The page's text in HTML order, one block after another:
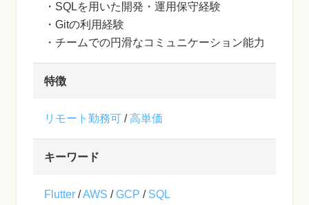
・SQLを用いた開発・運用保守経験
・Gitの利用経験
・チームでの円滑なコミュニケーション能力
特徴
リモート勤務可 /高単価
キーワード
Flutter /AWS /GCP / SQL